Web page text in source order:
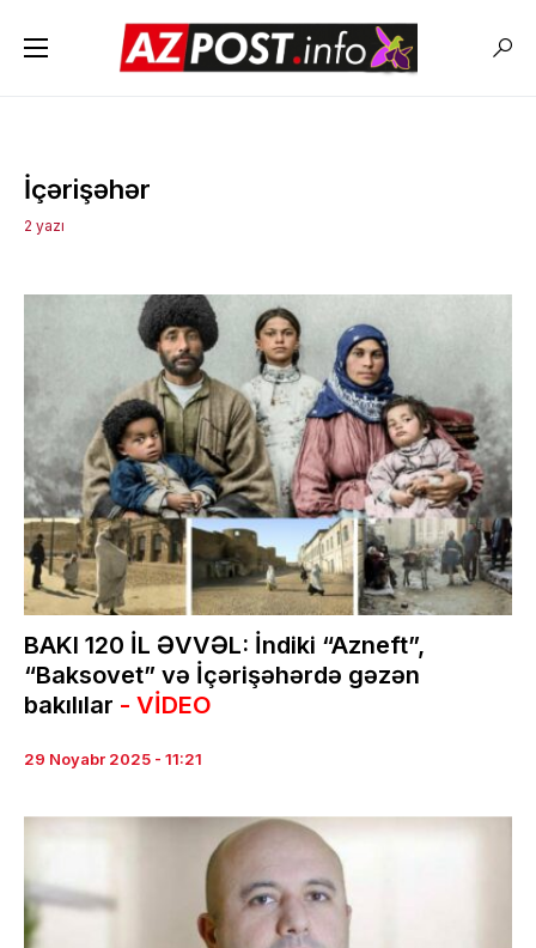
İçərişəhər
2 yazı
BAKI 120 İL ƏVVƏL: İndiki “Azneft”,
“Baksovet” və İçərişəhərdə gəzən
bakılılar - VİDEO
29 Noyabr 2025 - 11:21